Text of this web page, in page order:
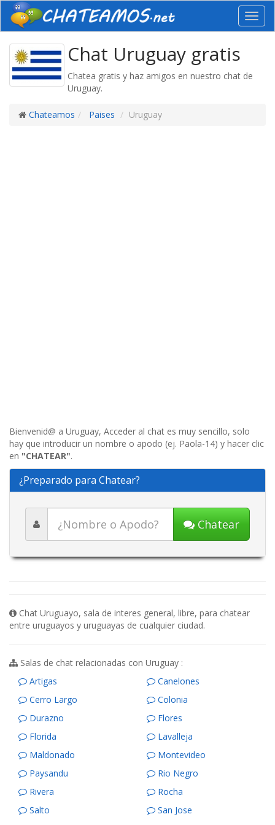
Chat Uruguay gratis
Chatea gratis y haz amigos en nuestro chat de
Uruguay.
Chateamos Paises Uruguay
Bienvenid@ a Uruguay, Acceder al chat es muy sencillo, solo
hay que introducir un nombre o apodo (ej. Paola-14) y hacer clic
en "CHATEAR".
¿Preparado para Chatear?
Chatear
Chat Uruguayo, sala de interes general, libre, para chatear
entre uruguayos y uruguayas de cualquier ciudad.
Salas de chat relacionadas con Uruguay :
Artigas
Canelones
Cerro Largo
Colonia
Durazno
Flores
Florida
Lavalleja
Maldonado
Montevideo
Paysandu
Rio Negro
Rivera
Rocha
Salto
San Jose